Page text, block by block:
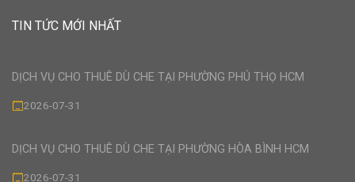
TIN TỨC MỚI NHẤT
DỊCH VỤ CHO THUÊ DÙ CHE TẠI PHƯỜNG PHÚ THỌ HCM
2026-07-31
DỊCH VỤ CHO THUÊ DÙ CHE TẠI PHƯỜNG HÒA BÌNH HCM
2026-07-31